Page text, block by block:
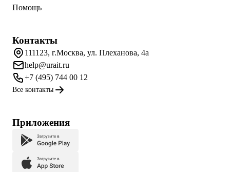
Помощь
Контакты
111123, г.Москва, ул. Плеханова, 4а
help@urait.ru
+7 (495) 744 00 12
Все контакты
Приложения